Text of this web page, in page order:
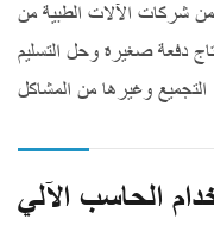
شركات الآلات الطبية من
دفعة صغيرة وحل التسليم
الحاسب الآلي